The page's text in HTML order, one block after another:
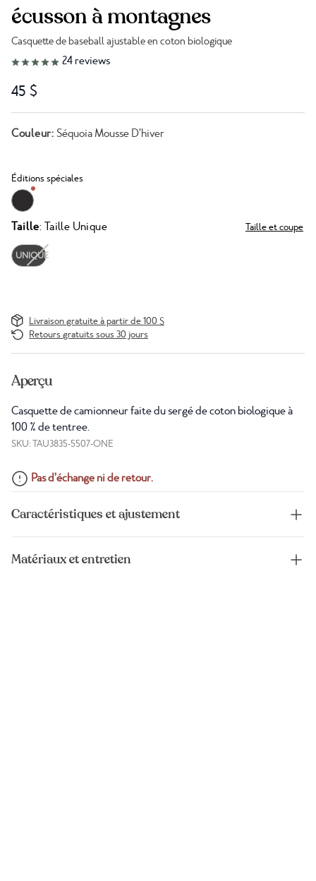
écusson à montagnes
Casquette de baseball ajustable en coton biologique
Lien vers les avis
24 reviews
45 $
Couleur: Séquoia Mousse D’hiver
Éditions spéciales
Taille: Taille Unique Taille et coupe
UNIQUE
Livraison gratuite à partir de 100 $
Retours gratuits sous 30 jours
Aperçu
Casquette de camionneur faite du sergé de coton biologique à
100 % de tentree.
SKU: TAU3835-5507-ONE
Pas d’échange ni de retour.
Caractéristiques et ajustement
Matériaux et entretien